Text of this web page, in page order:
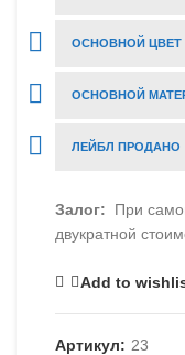
ОСНОВНОЙ ЦВЕТ
ОСНОВНОЙ
ЛЕЙБЛ ПРОДАНО
Залог: При
двукратной
Add to
Артикул: 23